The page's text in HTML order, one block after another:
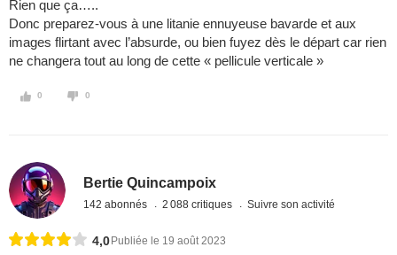
Rien que ça…..
Donc preparez-vous à une litanie ennuyeuse bavarde et aux
images flirtant avec l’absurde, ou bien fuyez dès le départ car rien
ne changera tout au long de cette « pellicule verticale »
0 0
Bertie Quincampoix
142 abonnés 2 088 critiques Suivre son activité
4,0 Publiée le 19 août 2023